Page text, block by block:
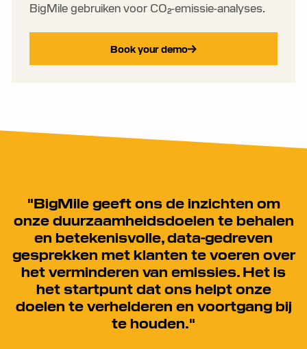
BigMile gebruiken voor CO₂-emissie-analyses.
Book your demo
"BigMile geeft ons de inzichten om
onze duurzaamheidsdoelen te behalen
en betekenisvolle, data-gedreven
gesprekken met klanten te voeren over
het verminderen van emissies. Het is
het startpunt dat ons helpt onze
doelen te verhelderen en voortgang bij
te houden."